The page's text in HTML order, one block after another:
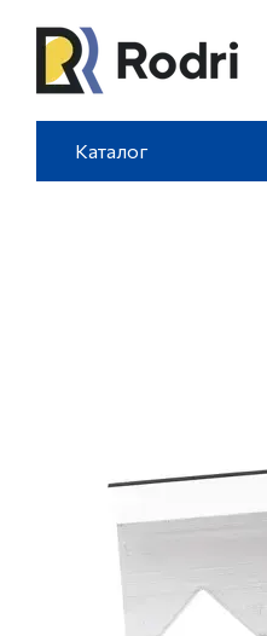
Каталог